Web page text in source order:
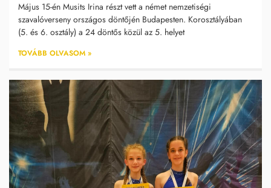
Május 15-én Musits Irina részt vett a német nemzetiségi
szavalóverseny országos döntőjén Budapesten. Korosztályában
(5. és 6. osztály) a 24 döntős közül az 5. helyet
TOVÁBB OLVASOM »